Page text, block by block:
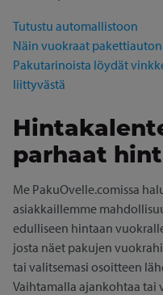
Tutustu automallistoon
Näin vuokraat pakettiauton
Pakutarinoista löydät
liittyvästä
parhaat
Me PakuOvelle.comissa
asiakkaillemme
edulliseen hintaan
josta näet pakujen
tai valitsemasi osoitteen
Vaihtamalla ajankohtaa tai